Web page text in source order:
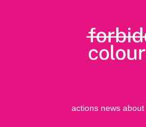
actions news about